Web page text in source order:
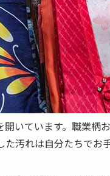
いています。職業柄
汚れは自分たちでお